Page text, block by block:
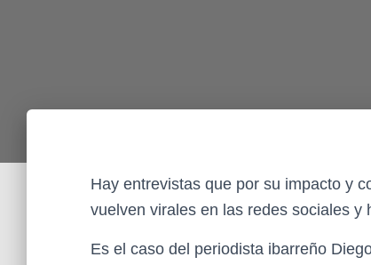
Hay entrevistas que por su impacto y
vuelven virales en las redes sociales
Es el caso del periodista ibarreño